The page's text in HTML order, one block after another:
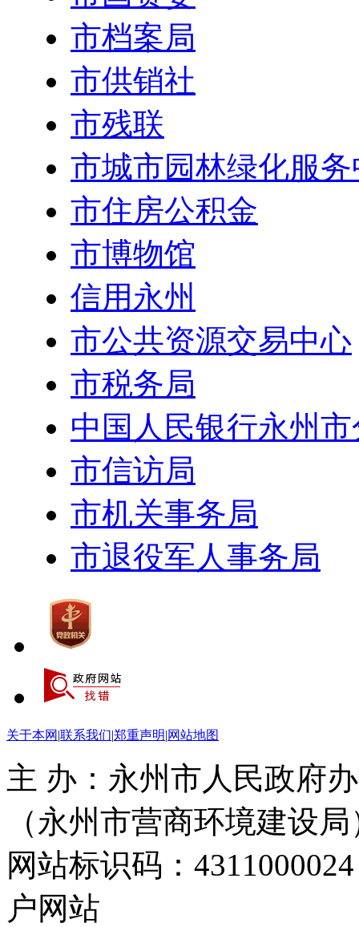
市档案局
市供销社
市残联
市城市园林绿化服
市住房公积金
市博物馆
信用永州
市公共资源交易中心
市税务局
中国人民银行永州
市信访局
市机关事务局
市退役军人事务局
关于本网 |联系我们|郑重声明|网站地图
主 办：永州市人民政府
（永州市营商环境建设局
网站标识码：
户网站